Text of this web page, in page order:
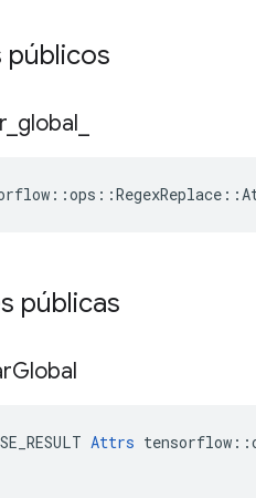
global
públicas
Global
Attrs